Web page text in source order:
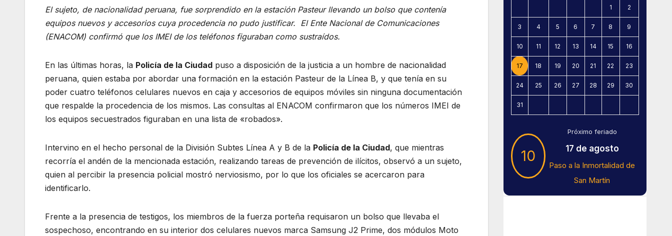
El sujeto, de nacionalidad peruana, fue sorprendido en la estación Pasteur llevando un bolso que contenía
equipos nuevos y accesorios cuya procedencia no pudo justificar. El Ente Nacional de Comunicaciones
(ENACOM) confirmó que los IMEI de los teléfonos figuraban como sustraídos.
En las últimas horas, la Policía de la Ciudad puso a disposición de la justicia a un hombre de nacionalidad
peruana, quien estaba por abordar una formación en la estación Pasteur de la Línea B, y que tenía en su
poder cuatro teléfonos celulares nuevos en caja y accesorios de equipos móviles sin ninguna documentación
que respalde la procedencia de los mismos. Las consultas al ENACOM confirmaron que los números IMEI de
los equipos secuestrados figuraban en una lista de «robados».
Intervino en el hecho personal de la División Subtes Línea A y B de la Policía de la Ciudad, que mientras
recorría el andén de la mencionada estación, realizando tareas de prevención de ilícitos, observó a un sujeto,
quien al percibir la presencia policial mostró nerviosismo, por lo que los oficiales se acercaron para
identificarlo.
Frente a la presencia de testigos, los miembros de la fuerza porteña requisaron un bolso que llevaba el
sospechoso, encontrando en su interior dos celulares nuevos marca Samsung J2 Prime, dos módulos Moto
1 2
3 4 5 6 7 8 9
10 11 12 13 14 15 16
17 18 19 20 21 22 23
24 25 26 27 28 29 30
31
10
Próximo feriado
17 de agosto
Paso a la Inmortalidad de
San Martín